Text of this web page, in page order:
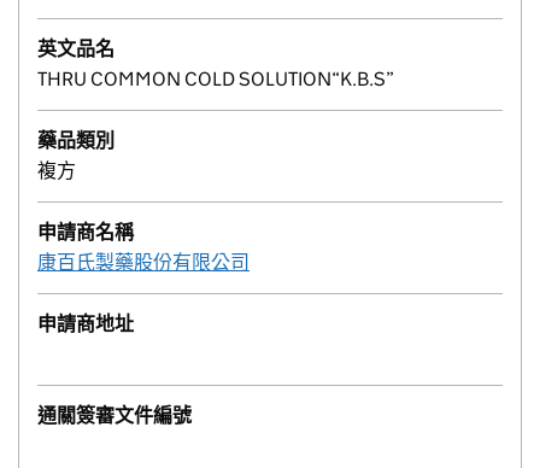
英文品名
THRU COMMON COLD SOLUTION“K.B.S”
藥品類別
複方
申請商名稱
康百氏製藥股份有限公司
申請商地址
通關簽審文件編號